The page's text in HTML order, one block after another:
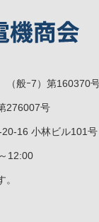
（般ｰ7）第160370
276007号
20-16 小林ビル101号
12:00